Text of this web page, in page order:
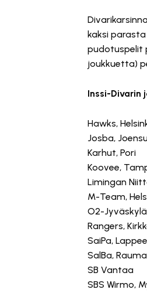
kaksi
pudotuspelit
joukkuetta)
Inssi-Divarin
Hawks,
Josba,
Karhut, Pori
Koovee,
Limingan
M-Team,
O2-Jyväskylä
Rangers,
SaiPa,
SalBa, Rauma
SB Vantaa
SBS Wirmo,